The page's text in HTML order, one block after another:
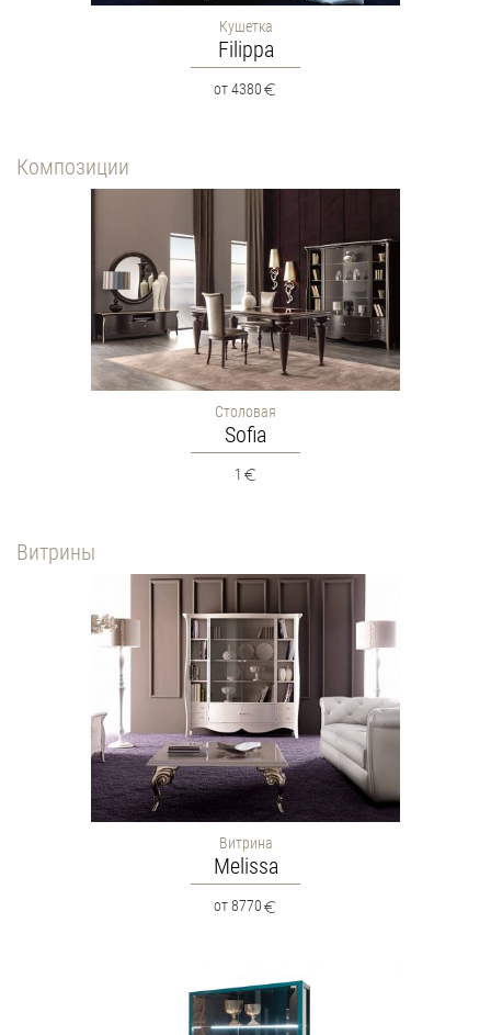
Кушетка
Filippa
от 4380
Композиции
Столовая
Sofia
1
Витрины
Витрина
Melissa
от 8770